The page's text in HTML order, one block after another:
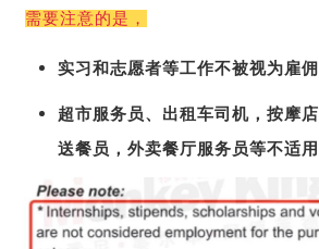
需要注意的是，
实习和志愿者等工作不被视为雇
超市服务员、出租车司机，按摩
送餐员，外卖餐厅服务员等不适